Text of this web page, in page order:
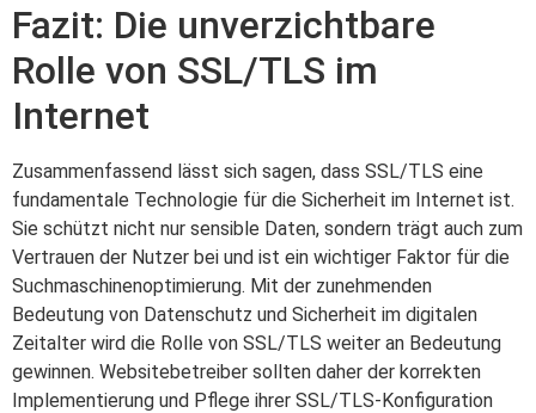
Fazit: Die unverzichtbare
Rolle von SSL/TLS im
Internet
Zusammenfassend lässt sich sagen, dass SSL/TLS eine
fundamentale Technologie für die Sicherheit im Internet ist.
Sie schützt nicht nur sensible Daten, sondern trägt auch zum
Vertrauen der Nutzer bei und ist ein wichtiger Faktor für die
Suchmaschinenoptimierung. Mit der zunehmenden
Bedeutung von Datenschutz und Sicherheit im digitalen
Zeitalter wird die Rolle von SSL/TLS weiter an Bedeutung
gewinnen. Websitebetreiber sollten daher der korrekten
Implementierung und Pflege ihrer SSL/TLS-Konfiguration